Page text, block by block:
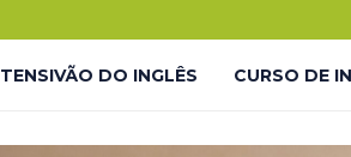
DO INGLÊS CURSO DE
LIVES GRATUITAS YOUTUBE –